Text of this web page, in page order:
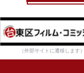
（外部サイトに遷移します）